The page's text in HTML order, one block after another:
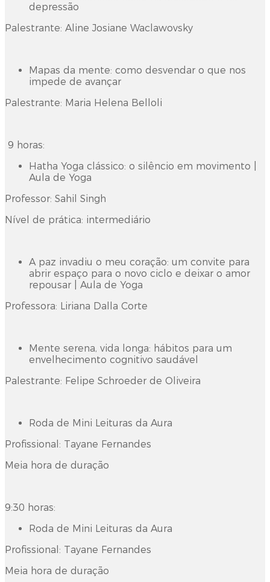
depressão
Palestrante: Aline Josiane Waclawovsky
Mapas da mente: como desvendar o que nos
impede de avançar
Palestrante: Maria Helena Belloli
9 horas:
Hatha Yoga clássico: o silêncio em movimento |
Aula de Yoga
Professor: Sahil Singh
Nível de prática: intermediário
A paz invadiu o meu coração: um convite para
abrir espaço para o novo ciclo e deixar o amor
repousar | Aula de Yoga
Professora: Liriana Dalla Corte
Mente serena, vida longa: hábitos para um
envelhecimento cognitivo saudável
Palestrante: Felipe Schroeder de Oliveira
Roda de Mini Leituras da Aura
Profissional: Tayane Fernandes
Meia hora de duração
9:30 horas:
Roda de Mini Leituras da Aura
Profissional: Tayane Fernandes
Meia hora de duração